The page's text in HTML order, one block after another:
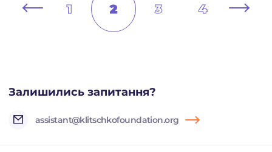
1 2 3 4
Залишились запитання?
assistant@klitschkofoundation.org